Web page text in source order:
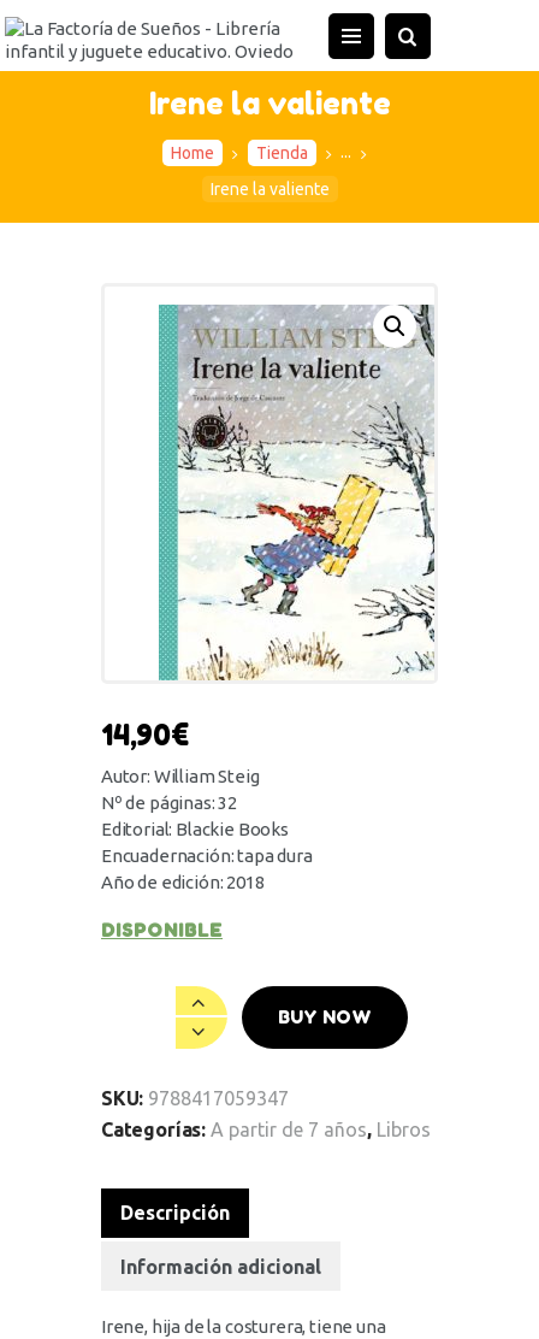
Irene la valiente
Home Tienda
...
Irene la valiente
INICIO
TIENDA
ACTIVIDADES
CONTACTO
14,90€
Autor: William Steig
Nº de páginas: 32
Editorial: Blackie Books
Encuadernación: tapa dura
Año de edición: 2018
DISPONIBLE
BUY NOW
SKU: 9788417059347
Categorías: A partir de 7 años, Libros
Descripción
Información adicional
Irene, hija de la costurera, tiene una